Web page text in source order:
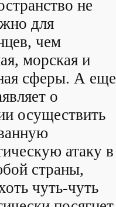
не
для
чем
морская и
сферы. А еще
о
осуществить
атаку в
страны,
чуть-чуть